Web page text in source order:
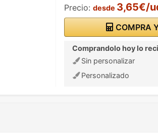
Precio: desde 3,65€/
COMPRA
Comprandolo hoy lo
Sin personalizar
Personalizado